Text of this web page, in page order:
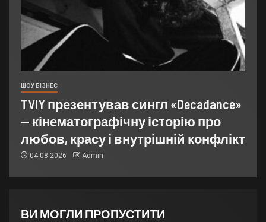
ШОУ БІЗНЕС
TVIY презентував сингл «Decadance»
— кінематографічну історію про
любов, красу і внутрішній конфлікт
04.08.2026 Admin
ВИ МОГЛИ ПРОПУСТИТИ